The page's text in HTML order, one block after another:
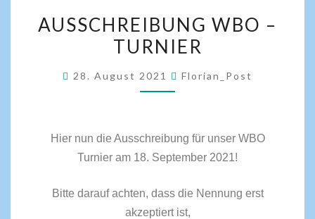
AUSSCHREIBUNG WBO –
TURNIER
28. August 2021 Florian_Post
Hier nun die Ausschreibung für unser WBO
Turnier am 18. September 2021!
Bitte darauf achten, dass die Nennung erst
akzeptiert ist,